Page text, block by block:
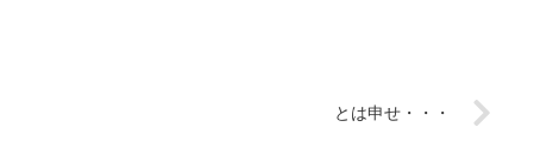
とは申せ・・・